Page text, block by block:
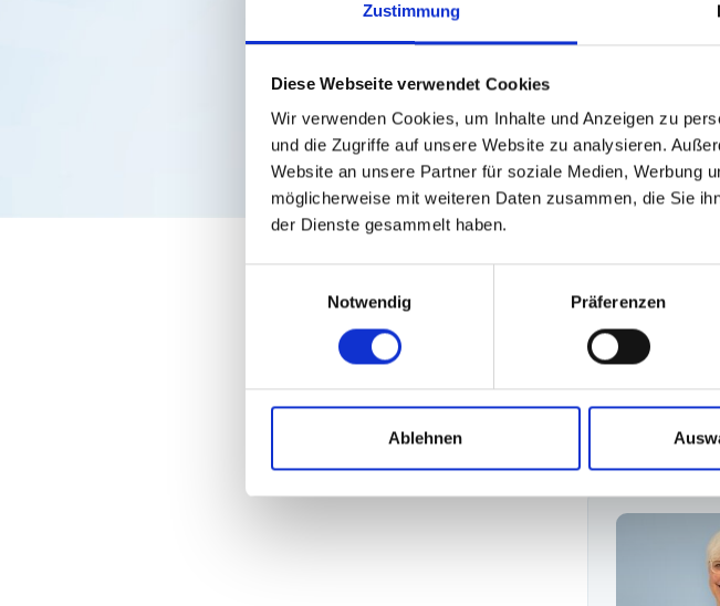
Zustimmung
Diese Webseite verwendet Cookies
Wir verwenden Cookies, um Inhalte und Anzeigen zu
und die Zugriffe auf unsere Website zu analysieren.
Website an unsere Partner für soziale Medien, Werbung
möglicherweise mit weiteren Daten zusammen, die Sie
der Dienste gesammelt haben.
Notwendig
Präferenzen
Ablehnen
Haben
Kontaktieren Sie